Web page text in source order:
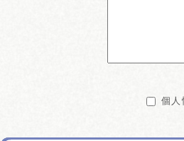
個人